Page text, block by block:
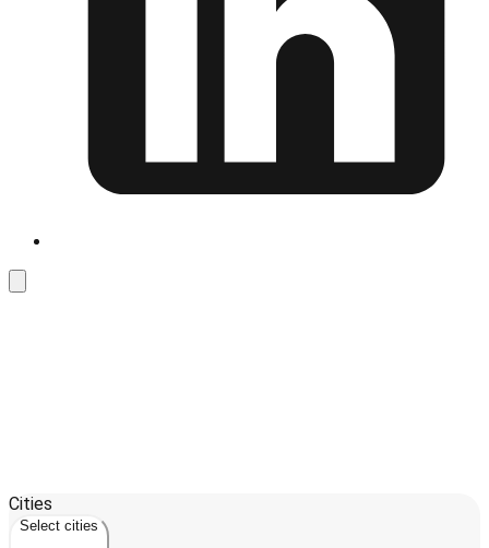
+
Cities
Select cities